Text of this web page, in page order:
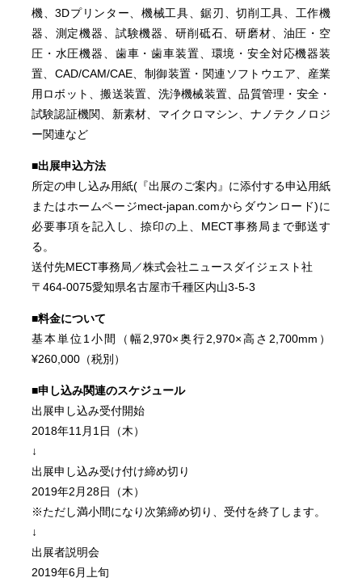
機、3Dプリンター、機械工具、鋸刃、切削工具、工作機
器、測定機器、試験機器、研削砥石、研磨材、油圧・空
圧・水圧機器、歯車・歯車装置、環境・安全対応機器装
置、CAD/CAM/CAE、制御装置・関連ソフトウエア、産業
用ロボット、搬送装置、洗浄機械装置、品質管理・安全・
試験認証機関、新素材、マイクロマシン、ナノテクノロジ
ー関連など
■出展申込方法
所定の申し込み用紙(『出展のご案内』に添付する申込用紙
またはホームページmect-japan.comからダウンロード)に
必要事項を記入し、捺印の上、MECT事務局まで郵送す
る。
送付先MECT事務局／株式会社ニュースダイジェスト社
〒464-0075愛知県名古屋市千種区内山3-5-3
■料金について
基本単位1小間（幅2,970×奥行2,970×高さ2,700mm）
¥260,000（税別）
■申し込み関連のスケジュール
出展申し込み受付開始
2018年11月1日（木）
↓
出展申し込み受け付け締め切り
2019年2月28日（木）
※ただし満小間になり次第締め切り、受付を終了します。
↓
出展者説明会
2019年6月上旬